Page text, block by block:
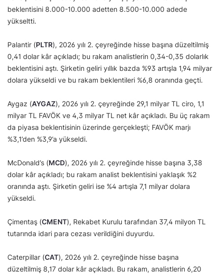
beklentisini 8.000-10.000 adetten 8.500-10.000 adede
yükseltti.
Palantir (PLTR), 2026 yılı 2. çeyreğinde hisse başına düzeltilmiş
0,41 dolar kâr açıkladı; bu rakam analistlerin 0,34-0,35 dolarlık
beklentisini aştı. Şirketin geliri yıllık bazda %93 artışla 1,94 milyar
dolara yükseldi ve bu rakam beklentileri %6,8 oranında geçti.
Aygaz (AYGAZ), 2026 yılı 2. çeyreğinde 29,1 milyar TL ciro, 1,1
milyar TL FAVÖK ve 4,3 milyar TL net kâr açıkladı. Bu üç rakam
da piyasa beklentisinin üzerinde gerçekleşti; FAVÖK marjı
%3,1’den %3,9’a yükseldi.
McDonald’s (MCD), 2026 yılı 2. çeyreğinde hisse başına 3,38
dolar kâr açıkladı; bu rakam analist beklentisini yaklaşık %2
oranında aştı. Şirketin geliri ise %4 artışla 7,1 milyar dolara
yükseldi.
Çimentaş (CMENT), Rekabet Kurulu tarafından 37,4 milyon TL
tutarında idari para cezası verildiğini duyurdu.
Caterpillar (CAT), 2026 yılı 2. çeyreğinde hisse başına
düzeltilmiş 8,17 dolar kâr açıkladı. Bu rakam, analistlerin 6,20